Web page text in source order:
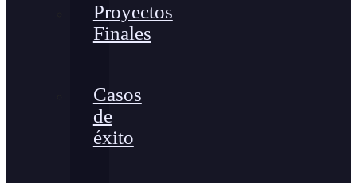
Proyectos
Finales
Casos
de
éxito